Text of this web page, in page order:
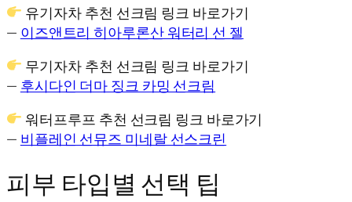
유기자차 추천 선크림 링크 바로가기
— 이즈앤트리 히아루론산 워터리 선 젤
무기자차 추천 선크림 링크 바로가기
— 후시다인 더마 징크 카밍 선크림
워터프루프 추천 선크림 링크 바로가기
— 비플레인 선뮤즈 미네랄 선스크린
피부 타입별 선택 팁